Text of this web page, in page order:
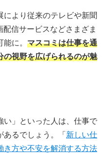
より従来のテレビや新聞
信サービスなどさまざま
に。 マスコミは仕事を通
の視野を広げられるのが魅
い」といった人は、仕事で
るでしょう。「 新しい仕
き方や不安を解消する方法